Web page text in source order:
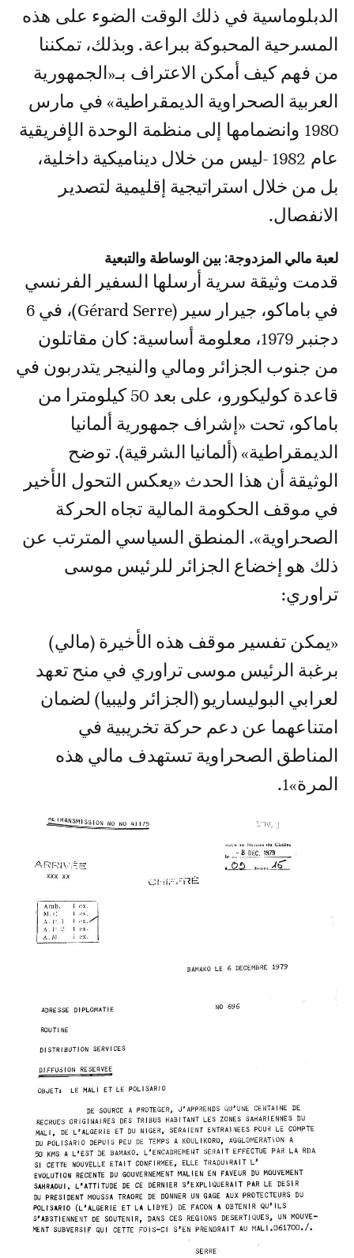
الدبلوماسية في ذلك الوقت الضوء على هذه
المسرحية المحبوكة ببراعة. وبذلك، تمكننا
من فهم كيف أمكن الاعتراف بـ«الجمهورية
العربية الصحراوية الديمقراطية» في مارس
1980 وانضمامها إلى منظمة الوحدة الإفريقية
عام 1982 -ليس من خلال ديناميكية داخلية،
بل من خلال استراتيجية إقليمية لتصدير
الانفصال.
لعبة مالي المزدوجة: بين الوساطة والتبعية
قدمت وثيقة سرية أرسلها السفير الفرنسي
في باماكو، جيرار سير (Gérard Serre)، في 6
دجنبر 1979، معلومة أساسية: كان مقاتلون
من جنوب الجزائر ومالي والنيجر يتدربون في
قاعدة كوليكورو، على بعد 50 كيلومترا من
باماكو، تحت «إشراف جمهورية ألمانيا
الديمقراطية» (ألمانيا الشرقية). توضح
الوثيقة أن هذا الحدث «يعكس التحول الأخير
في موقف الحكومة المالية تجاه الحركة
الصحراوية». المنطق السياسي المترتب عن
ذلك هو إخضاع الجزائر للرئيس موسى
تراوري:
«يمكن تفسير موقف هذه الأخيرة (مالي)
برغبة الرئيس موسى تراوري في منح تعهد
لعرابي البوليساريو (الجزائر وليبيا) لضمان
امتناعهما عن دعم حركة تخريبية في
المناطق الصحراوية تستهدف مالي هذه
المرة»1.